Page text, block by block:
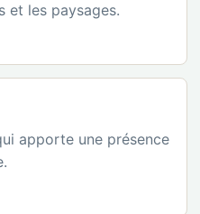
et les paysages.
apporte une présence